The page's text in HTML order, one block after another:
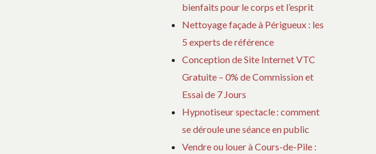
bienfaits pour le corps et l’esprit
Nettoyage façade à Périgueux : les
5 experts de référence
Conception de Site Internet VTC
Gratuite – 0% de Commission et
Essai de 7 Jours
Hypnotiseur spectacle : comment
se déroule une séance en public
Vendre ou louer à Cours-de-Pile :